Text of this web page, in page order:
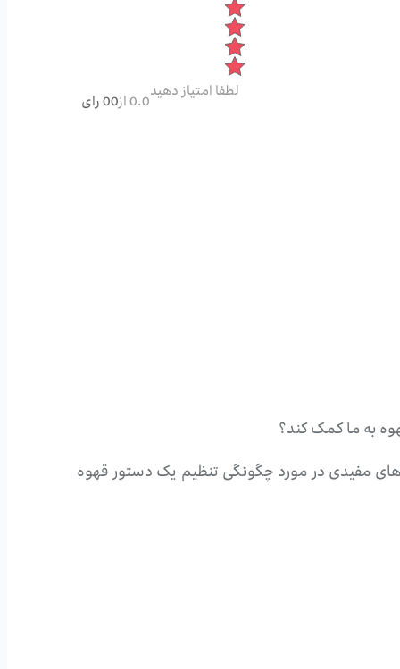
لطفا امتیاز دهید
0.0 از 00 رای
به ما کمک کند؟
مفیدی در مورد چگونگی تنظیم یک دستور قهوه